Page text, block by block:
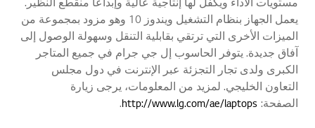
يعمل الجهاز بنظام التشغيل ويندوز 10 وهو مزود بمجموعة من
الميزات الأخرى التي ترتقي بقابلية التنقل وسهولة الوصول إلى
آفاق جديدة. يتوفر الحاسوب إل جي جرام في جميع المتاجر
الكبرى ولدى تجار التجزئة عبر الإنترنت في دول مجلس
التعاون الخليجي. لمزيد من المعلومات، يرجى زيارة
الصفحة: http://www.lg.com/ae/laptops
.